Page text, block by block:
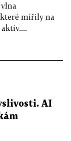
mířily na
AI